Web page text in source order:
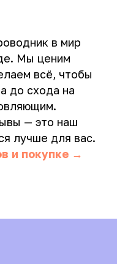
в мир
Мы ценим
всё, чтобы
до схода на
— это наш
лучше для вас.
и покупке →